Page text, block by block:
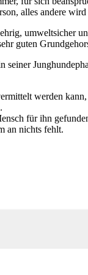
alles andere
umweltsicher
guten
werden
für ihn
an nichts fehlt.